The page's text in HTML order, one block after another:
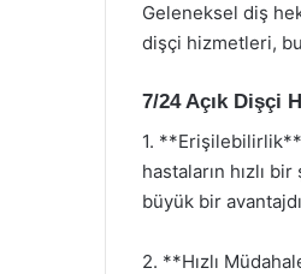
Geleneksel diş
dişçi hizmetleri,
7/24 Açık Dişçi
1.
hastaların hızlı
büyük bir
2. **Hızlı